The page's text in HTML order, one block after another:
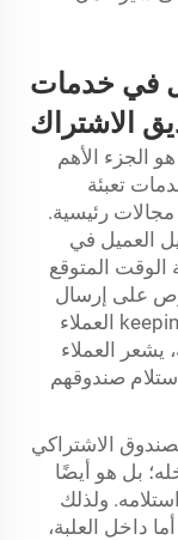
في خدمات
الاشتراك
الجزء الأهم
تعبئة
رئيسية.
العميل في
المتوقع
على إرسال
رسائل بريد إلكتروني أو رسائل نصية لإ keeping العملاء
يشعر العملاء
صندوقهم
الاشتراكي
بل هو أيضًا
ولذلك
داخل العلبة،